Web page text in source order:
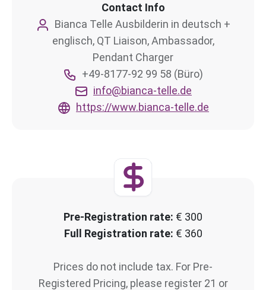
Contact Info
Bianca Telle Ausbilderin in deutsch +
englisch, QT Liaison, Ambassador,
Pendant Charger
+49-8177-92 99 58 (Büro)
info@bianca-telle.de
https://www.bianca-telle.de
Pre-Registration rate: € 300
Full Registration rate: € 360
Prices do not include tax. For Pre-
Registered Pricing, please register 21 or